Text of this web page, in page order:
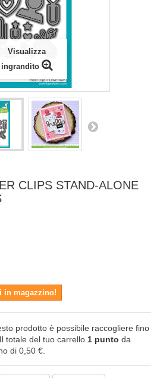
Visualizza
ingrandito
CLIPS STAND-ALONE
in magazzino!
prodotto è possibile raccogliere fino
. Il totale del tuo carrello 1 punto da
di 0,50 €